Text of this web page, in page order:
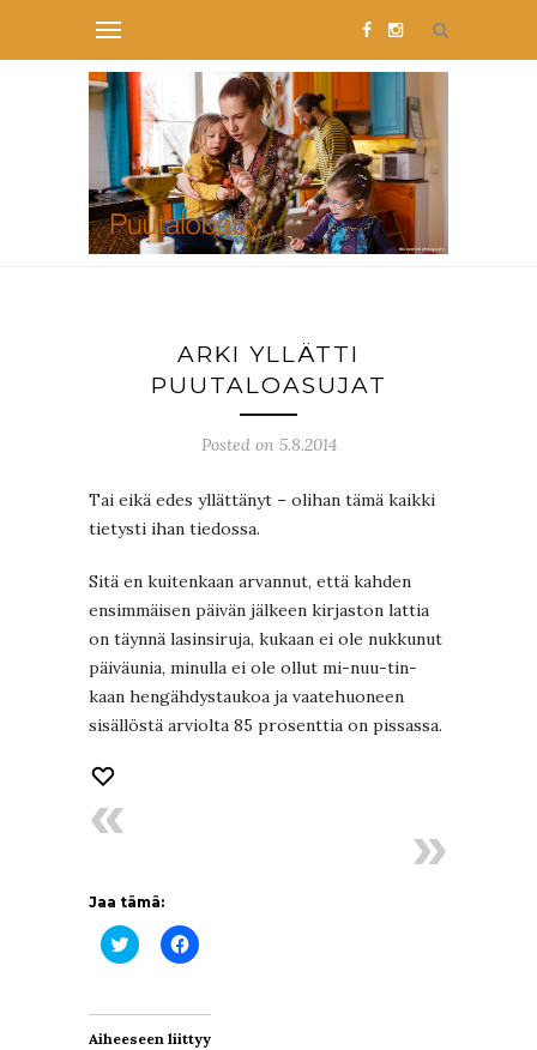
ARKI YLLÄTTI
PUUTALOASUJAT
Posted on 5.8.2014
Tai eikä edes yllättänyt – olihan tämä kaikki
tietysti ihan tiedossa.
Sitä en kuitenkaan arvannut, että kahden
ensimmäisen päivän jälkeen kirjaston lattia
on täynnä lasinsiruja, kukaan ei ole nukkunut
päiväunia, minulla ei ole ollut mi-nuu-tin-
kaan hengähdystaukoa ja vaatehuoneen
sisällöstä arviolta 85 prosenttia on pissassa.
Jaa tämä:
Jaa
Twitterissä(Avautuu
Jaa
Facebookissa(Avautuu
Aiheeseen liittyy